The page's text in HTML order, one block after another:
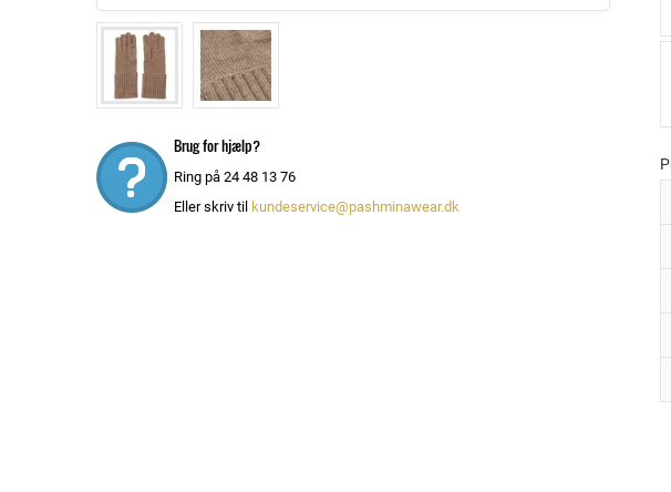
Brug for hjælp?
Ring på 24 48 13 76
Eller skriv til kundeservice@pashminawear.dk